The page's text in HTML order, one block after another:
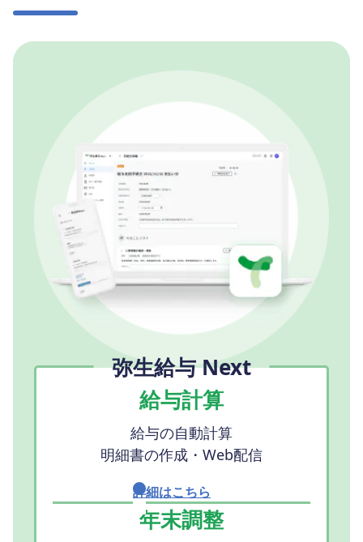
弥生給与 Next
給与計算
給与の自動計算
明細書の作成・Web配信
詳細はこちら
年末調整